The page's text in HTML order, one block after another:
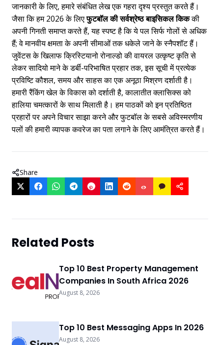
जानकारी के लिए, हमारे संबंधित लेख एक गहरा दृश्य प्रस्तुत करते हैं।
जैसा कि हम 2026 के लिएफुटबॉल की सर्वश्रेष्ठ बाइसिकल किककी
अपनी गिनती समाप्त करते हैं, यह स्पष्ट है कि ये पल सिर्फ गोलों से अधिक
हैं; वे मानवीय क्षमता के अपनी सीमाओं तक धकेले जाने के स्नैपशॉट हैं।
जुवेंटस के खिलाफ क्रिस्टियानो रोनाल्डो की वायरल उत्कृष्ट कृति से
लेकर सादियो माने के डर्बी-परिभाषित प्रहार तक, इस सूची में प्रत्येक
प्रविष्टि कौशल, समय और साहस का एक अनूठा मिश्रण दर्शाती है।
हमारी रैंकिंग खेल के विकास को दर्शाती है, कालातीत क्लासिक्स को
हालिया चमत्कारों के साथ मिलाती है। हम पाठकों को इन प्रतिष्ठित
प्रहारों पर अपने विचार साझा करने और फुटबॉल के सबसे अविस्मरणीय
पलों की हमारी व्यापक कवरेज का पता लगाने के लिए आमंत्रित करते हैं।
Share
Related Posts
Top 10 Best Property Management
Companies In South Africa 2026
August 8, 2026
Top 10 Best Messaging Apps In 2026
August 8, 2026